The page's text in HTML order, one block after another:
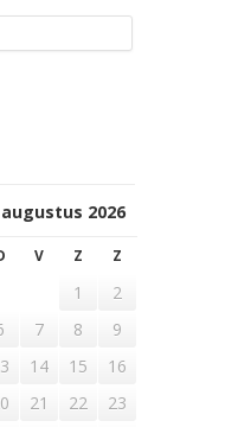
augustus 2026
V Z Z
1
2
7 8
9
14 15
16
21 22
23